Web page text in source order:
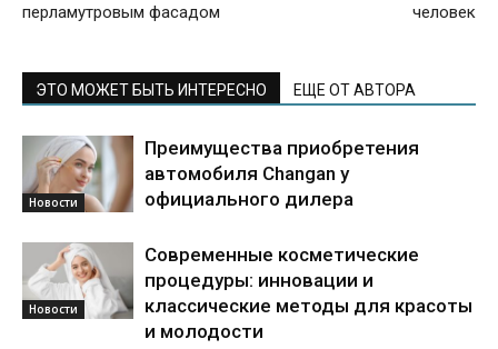
перламутровым фасадом
человек
ЭТО МОЖЕТ БЫТЬ ИНТЕРЕСНО ЕЩЕ ОТ АВТОРА
Новости
Преимущества приобретения
автомобиля Changan у
официального дилера
Новости
Современные косметические
процедуры: инновации и
классические методы для красоты
и молодости